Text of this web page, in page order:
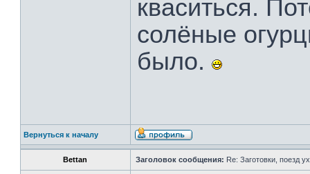
кваситься.
солёные
было.
Вернуться к началу
Bettan Заголовок сообщения: Re: Заготовки, поезд